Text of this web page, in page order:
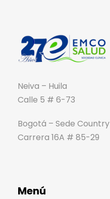
Neiva – Huila
Calle 5 # 6-73
Bogotá – Sede Country
Carrera 16A # 85-29
Menú